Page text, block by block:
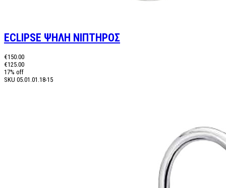
ECLIPSE ΨΗΛΗ ΝΙΠΤΗΡΟΣ
€150.00
€125.00
17% off
SKU 05.01.01.18-15